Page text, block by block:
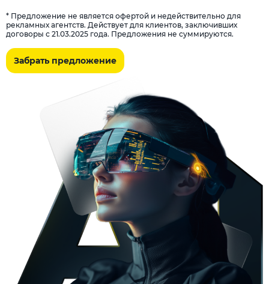
* Предложение не является офертой и недействительно для
рекламных агентств. Действует для клиентов, заключивших
договоры с 21.03.2025 года. Предложения не суммируются.
Забрать предложение